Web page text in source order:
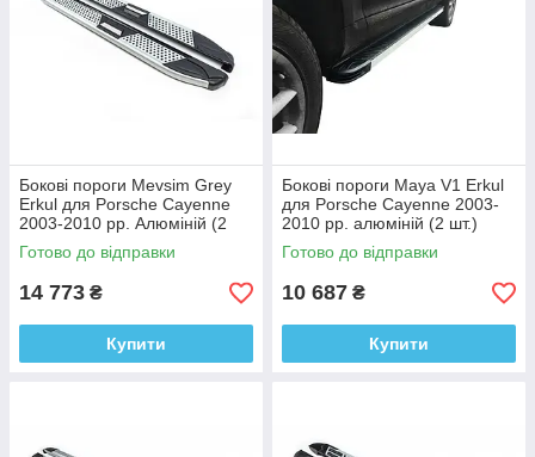
Бокові пороги Mevsim Grey
Erkul для Porsche Cayenne
2003-2010 рр. Алюміній (2
шт.)
Готово до відправки
14 773 ₴
Купити
Бокові пороги Maya V1 Erkul
для Porsche Cayenne 2003-
2010 рр. алюміній (2 шт.)
Готово до відправки
10 687 ₴
Купити